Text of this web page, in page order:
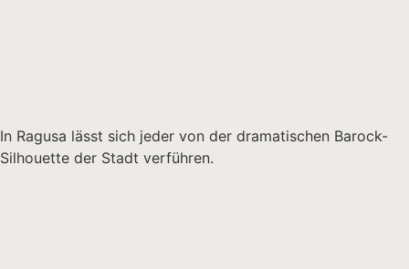
In Ragusa lässt sich jeder von der dramatischen Barock-
Silhouette der Stadt verführen.